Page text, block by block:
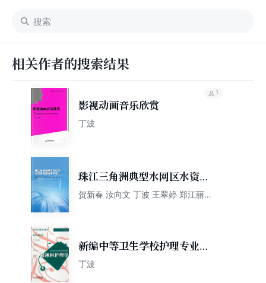
相关作者的搜索结果
影视动画音乐欣赏
丁波
1
珠江三角洲典型水网区水资源
调度技术研究
贺新春 汝向文 丁波 王翠婷 郑江丽
新编中等卫生学校护理专业教
材：精神科护理学（
丁波